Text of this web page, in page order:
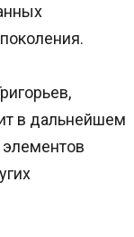
в дальнейшем